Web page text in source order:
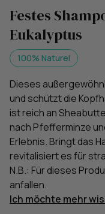
Festes
Eukalyptus
100% Naturel
Dieses
und schützt die
ist reich an
nach Pfefferminze
Erlebnis. Bringt das
revitalisiert es für
N.B.: Für dieses
anfallen.
Ich möchte mehr